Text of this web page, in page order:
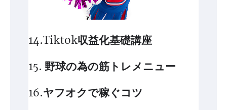
14.Tiktok収益化基礎講座
15. 野球の為の筋トレメニュー
16.ヤフオクで稼ぐコツ